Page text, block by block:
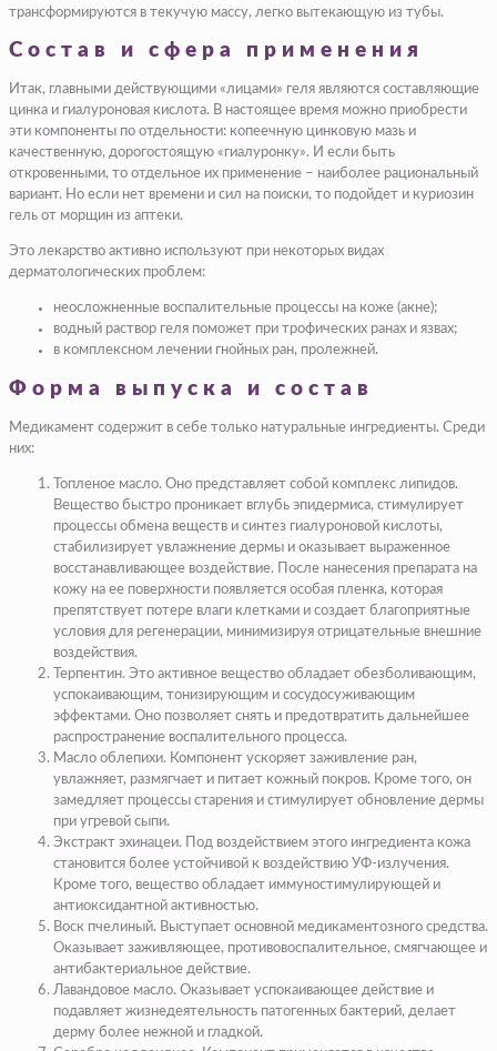
трансформируются в текучую массу, легко вытекающую из тубы.
Состав и сфера применения
Итак, главными действующими «лицами» геля являются составляющие
цинка и гиалуроновая кислота. В настоящее время можно приобрести
эти компоненты по отдельности: копеечную цинковую мазь и
качественную, дорогостоящую «гиалуронку». И если быть
откровенными, то отдельное их применение – наиболее рациональный
вариант. Но если нет времени и сил на поиски, то подойдет и куриозин
гель от морщин из аптеки.
Это лекарство активно используют при некоторых видах
дерматологических проблем:
неосложненные воспалительные процессы на коже (акне);
водный раствор геля поможет при трофических ранах и язвах;
в комплексном лечении гнойных ран, пролежней.
Форма выпуска и состав
Медикамент содержит в себе только натуральные ингредиенты. Среди
них:
Топленое масло. Оно представляет собой комплекс липидов.
Вещество быстро проникает вглубь эпидермиса, стимулирует
процессы обмена веществ и синтез гиалуроновой кислоты,
стабилизирует увлажнение дермы и оказывает выраженное
восстанавливающее воздействие. После нанесения препарата на
кожу на ее поверхности появляется особая пленка, которая
препятствует потере влаги клетками и создает благоприятные
условия для регенерации, минимизируя отрицательные внешние
воздействия.
Терпентин. Это активное вещество обладает обезболивающим,
успокаивающим, тонизирующим и сосудосуживающим
эффектами. Оно позволяет снять и предотвратить дальнейшее
распространение воспалительного процесса.
Масло облепихи. Компонент ускоряет заживление ран,
увлажняет, размягчает и питает кожный покров. Кроме того, он
замедляет процессы старения и стимулирует обновление дермы
при угревой сыпи.
Экстракт эхинацеи. Под воздействием этого ингредиента кожа
становится более устойчивой к воздействию УФ-излучения.
Кроме того, вещество обладает иммуностимулирующей и
антиоксидантной активностью.
Воск пчелиный. Выступает основной медикаментозного средства.
Оказывает заживляющее, противовоспалительное, смягчающее и
антибактериальное действие.
Лавандовое масло. Оказывает успокаивающее действие и
подавляет жизнедеятельность патогенных бактерий, делает
дерму более нежной и гладкой.